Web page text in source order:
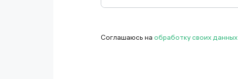
Соглашаюсь на обработку своих данных